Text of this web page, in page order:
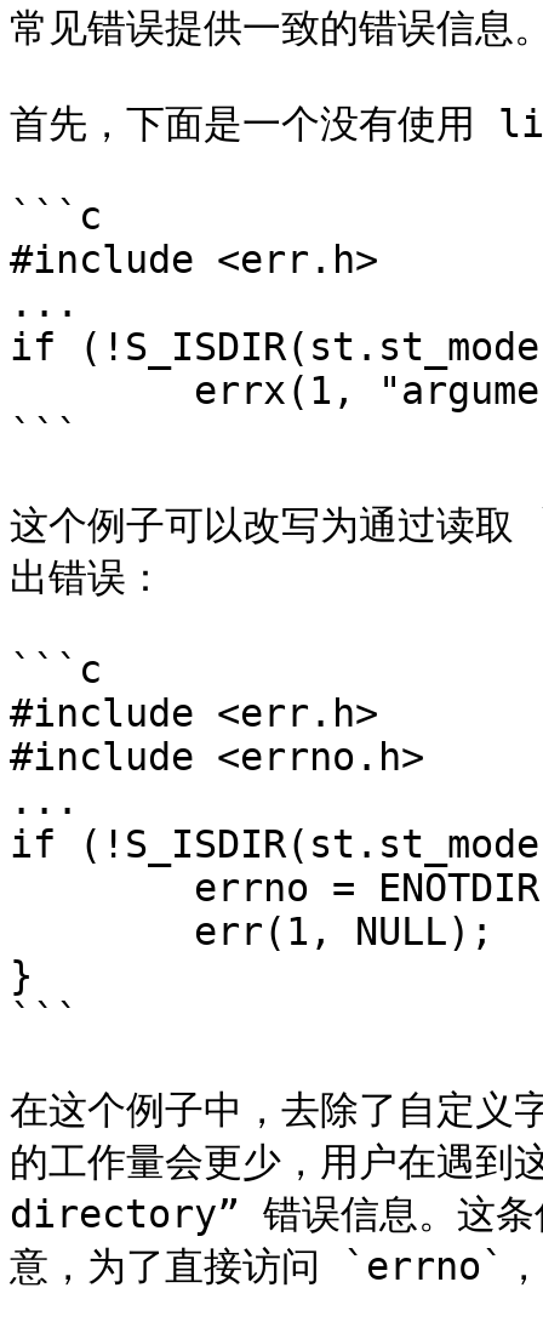
常见错误提供一致的错误信息
首先，下面是一个没有使用
```c
#include <err.h>
...
if
```
这个例子可以改写为通过读
出错误：
```c
#include <err.h>
#include <errno.h>
...
if
}
```
在这个例子中，去除了自定义
的工作量会更少，用户在遇
directory” 错误信息。这条
意，为了直接访问 `errno`